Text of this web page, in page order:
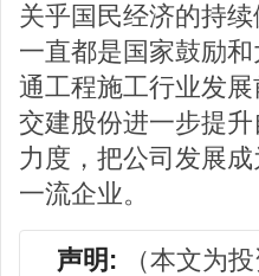
关乎国民经济的持
一直都是国家鼓励
通工程施工行业发
交建股份进一步提
力度，把公司发展
一流企业。
声明:
（本文为